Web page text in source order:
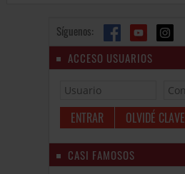
Síguenos:
ACCESO USUARIOS
OLVIDÉ CLAVE
CASI FAMOSOS